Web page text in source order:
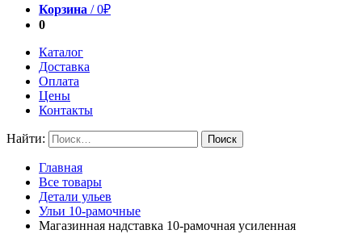
Корзина /0₽
0
Каталог
Доставка
Оплата
Цены
Контакты
Найти:
Главная
Все товары
Детали ульев
Ульи 10-рамочные
Магазинная надставка 10-рамочная усиленная